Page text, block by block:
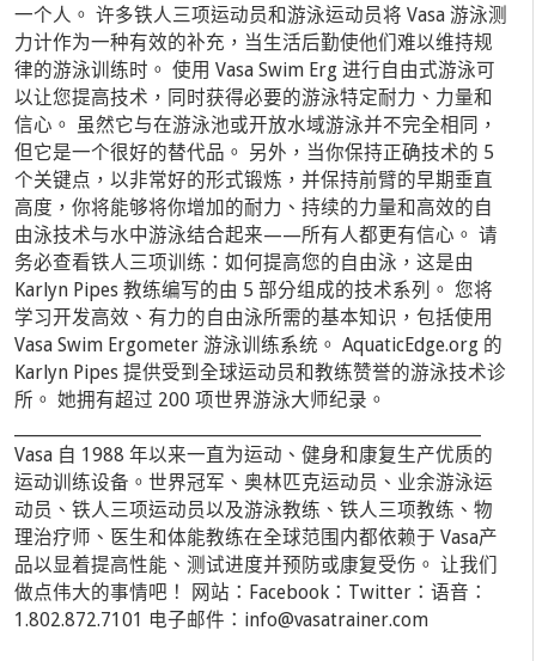
一个人。 许多铁人三项运动员和游泳运动员将 Vasa 游泳测
力计作为一种有效的补充，当生活后勤使他们难以维持规
律的游泳训练时。 使用 Vasa Swim Erg 进行自由式游泳可
以让您提高技术，同时获得必要的游泳特定耐力、力量和
信心。 虽然它与在游泳池或开放水域游泳并不完全相同，
但它是一个很好的替代品。 另外，当你保持正确技术的 5
个关键点，以非常好的形式锻炼，并保持前臂的早期垂直
高度，你将能够将你增加的耐力、持续的力量和高效的自
由泳技术与水中游泳结合起来——所有人都更有信心。 请
务必查看铁人三项训练：如何提高您的自由泳，这是由
Karlyn Pipes 教练编写的由 5 部分组成的技术系列。 您将
学习开发高效、有力的自由泳所需的基本知识，包括使用
Vasa Swim Ergometer 游泳训练系统。 AquaticEdge.org 的
Karlyn Pipes 提供受到全球运动员和教练赞誉的游泳技术诊
所。 她拥有超过 200 项世界游泳大师纪录。
Vasa 自 1988 年以来一直为运动、健身和康复生产优质的
运动训练设备。世界冠军、奥林匹克运动员、业余游泳运
动员、铁人三项运动员以及游泳教练、铁人三项教练、物
理治疗师、医生和体能教练在全球范围内都依赖于 Vasa产
品以显着提高性能、测试进度并预防或康复受伤。 让我们
做点伟大的事情吧！ 网站：Facebook：Twitter：语音：
1.802.872.7101 电子邮件： info@vasatrainer.com